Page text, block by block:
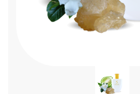
Доставка и оплата